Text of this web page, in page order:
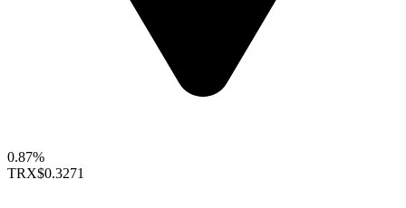
0.87%
TRX$0.3271